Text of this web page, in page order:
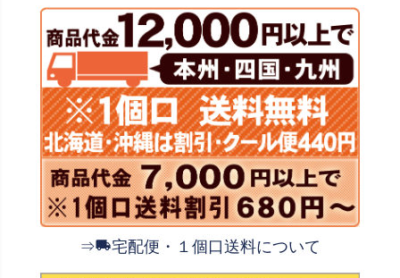
⇒ 宅配便・１個口送料について